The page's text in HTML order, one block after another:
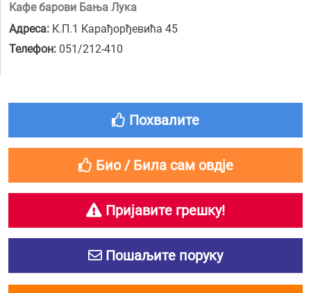
Кафе барови Бања Лука
Адреса: К.П.1 Карађорђевића 45
Телефон: 051/212-410
Похвалите
Био / Била сам овдје
Пријавите грешку!
Пошаљите поруку